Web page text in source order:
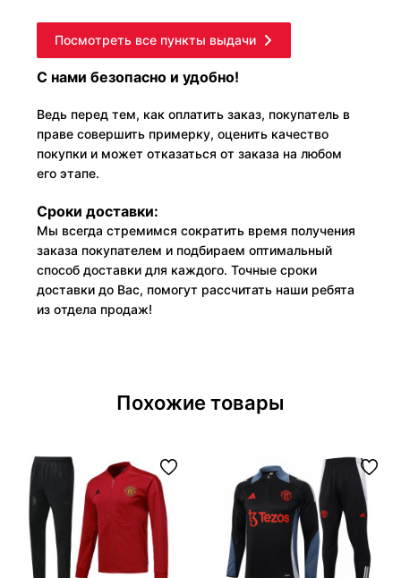
Посмотреть все пункты выдачи
С нами безопасно и удобно!
Ведь перед тем, как оплатить заказ, покупатель в
праве совершить примерку, оценить качество
покупки и может отказаться от заказа на любом
его этапе.
Сроки доставки:
Мы всегда стремимся сократить время получения
заказа покупателем и подбираем оптимальный
способ доставки для каждого. Точные сроки
доставки до Вас, помогут рассчитать наши ребята
из отдела продаж!
Похожие товары